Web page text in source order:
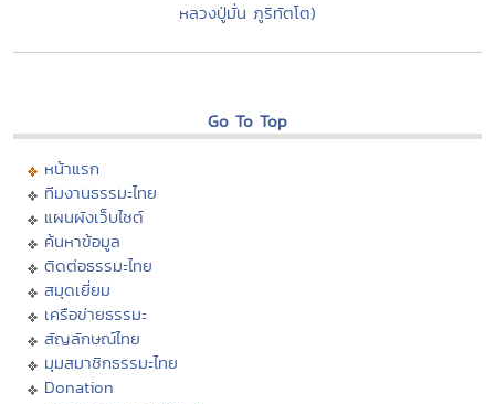
หลวงปู่มั่น ภูริทัตโต)
Go To Top
หน้าแรก
ทีมงานธรรมะไทย
แผนผังเว็บไซต์
ค้นหาข้อมูล
ติดต่อธรรมะไทย
สมุดเยี่ยม
เครือข่ายธรรมะ
สัญลักษณ์ไทย
มุมสมาชิกธรรมะไทย
Donation